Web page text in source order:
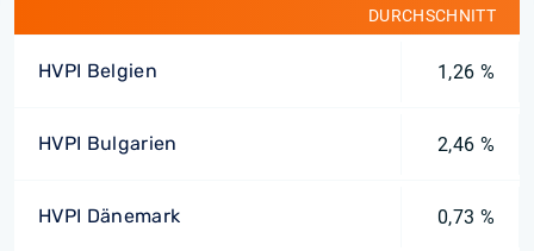
DURCHSCHNITT
HVPI Belgien 1,26 %
HVPI Bulgarien 2,46 %
HVPI Dänemark 0,73 %